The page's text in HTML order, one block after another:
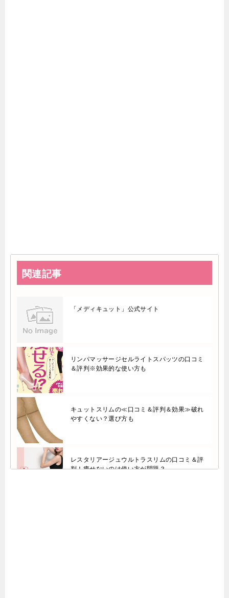
関連記事
「メディキュット」公式サイト
リンパマッサージセルライトスパッツの口コミ
＆評判※効果的な使い方も
キュットスリムの≪口コミ＆評判＆効果≫破れ
やすくない？選び方も
レスタリアージュウルトラスリムの口コミ＆評
判！痩せないのは使い方が問題？